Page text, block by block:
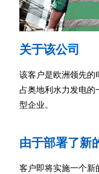
关于该公司
该客户是欧洲领先的
占奥地利水力发电的
型企业。
由于部署了新
客户即将实施一个